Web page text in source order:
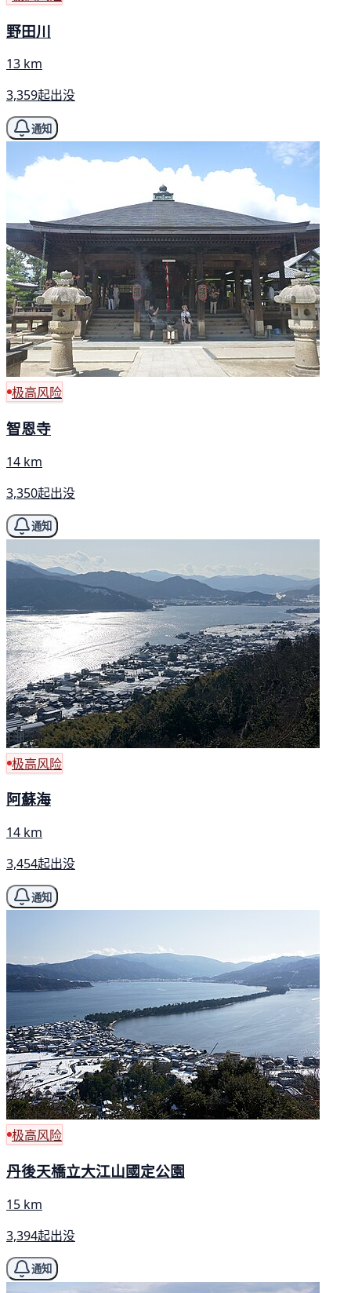
野田川
13 km
3,359起出没
通知
极高风险
智恩寺
14 km
3,350起出没
通知
极高风险
阿蘇海
14 km
3,454起出没
通知
极高风险
丹後天橋立大江山國定公園
15 km
3,394起出没
通知